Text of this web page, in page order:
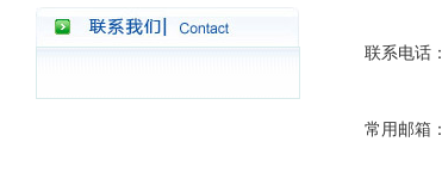
联系电话：
常用邮箱：